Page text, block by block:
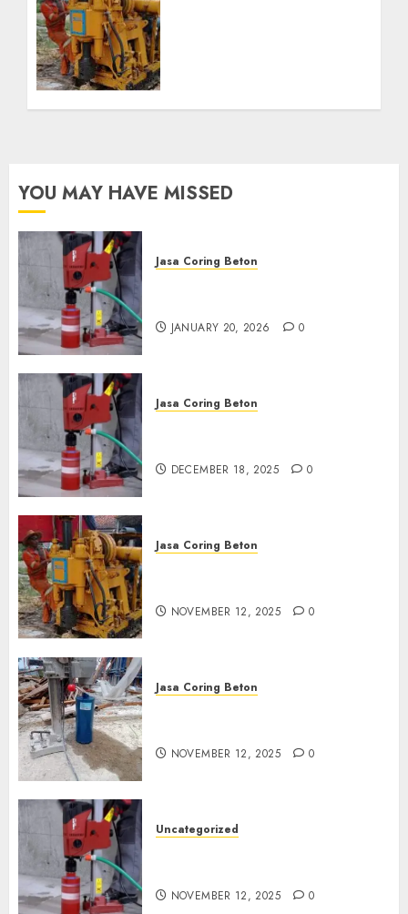
YOU MAY HAVE MISSED
Jasa Coring Beton
JANUARY 20, 2026 0
Jasa Coring Beton
DECEMBER 18, 2025 0
Jasa Coring Beton
NOVEMBER 12, 2025 0
Jasa Coring Beton
NOVEMBER 12, 2025 0
Uncategorized
NOVEMBER 12, 2025 0